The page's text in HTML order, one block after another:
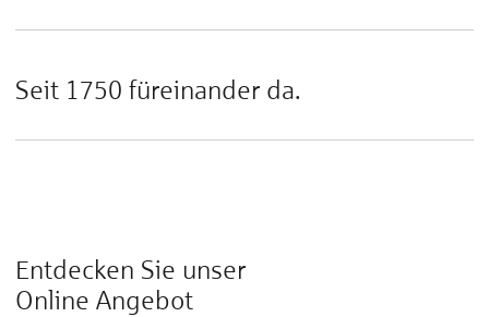
Seit 1750 füreinander da.
Entdecken Sie unser
Online Angebot